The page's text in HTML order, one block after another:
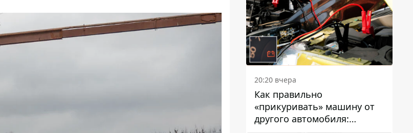
20:20 вчера
Как правильно
«прикуривать» машину от
другого автомобиля: